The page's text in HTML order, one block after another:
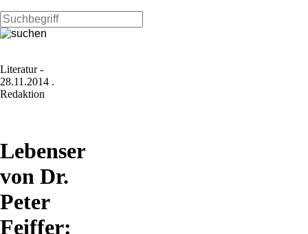
Literatur-
28.11.2014 .
Redaktion
Lebenserinnerungen
von Dr.
Peter
Feiffer: